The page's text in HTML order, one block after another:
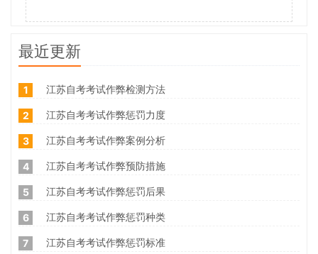
最近更新
1 江苏自考考试作弊检测方法
2 江苏自考考试作弊惩罚力度
3 江苏自考考试作弊案例分析
4 江苏自考考试作弊预防措施
5 江苏自考考试作弊惩罚后果
6 江苏自考考试作弊惩罚种类
7 江苏自考考试作弊惩罚标准